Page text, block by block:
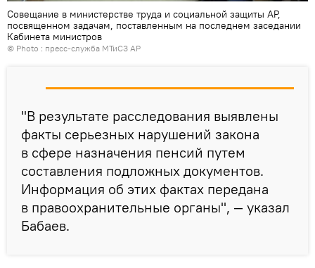
Совещание в министерстве труда и социальной защиты АР,
посвященном задачам, поставленным на последнем заседании
Кабинета министров
© Photo : пресс-служба МТиСЗ АР
"В результате расследования выявлены
факты серьезных нарушений закона
в сфере назначения пенсий путем
составления подложных документов.
Информация об этих фактах передана
в правоохранительные органы", — указал
Бабаев.